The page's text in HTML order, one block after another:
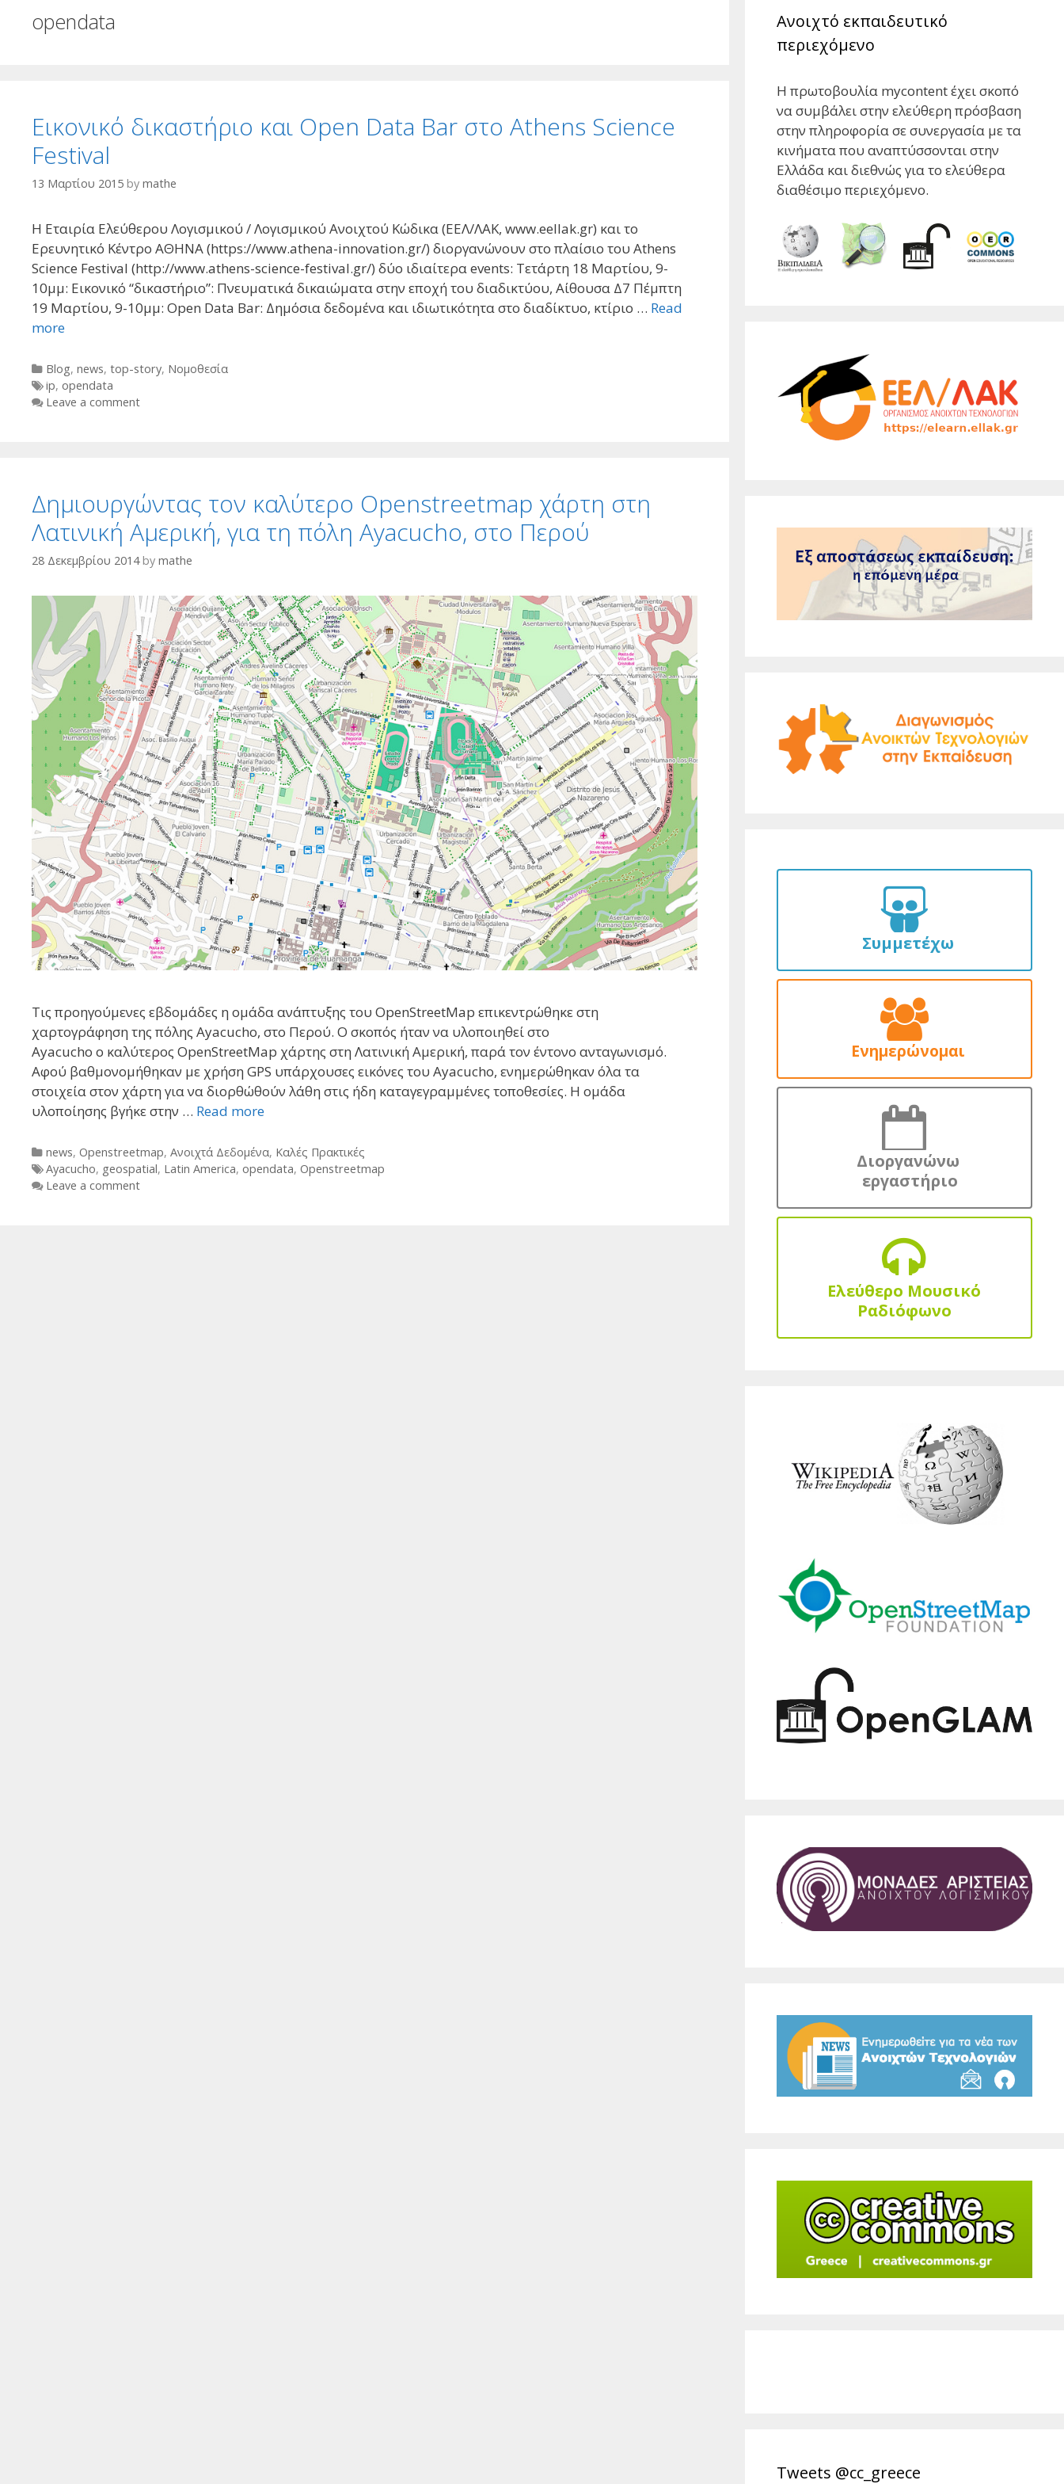
opendata
Εικονικό δικαστήριο και Open Data Bar στο Athens Science
Festival
13 Μαρτίου 2015 by mathe
Η Εταιρία Ελεύθερου Λογισμικού / Λογισμικού Ανοιχτού Κώδικα (ΕΕΛ/ΛΑΚ, www.eellak.gr) και το
Ερευνητικό Κέντρο ΑΘΗΝΑ (https://www.athena-innovation.gr/) διοργανώνουν στο πλαίσιο του Athens
Science Festival (http://www.athens-science-festival.gr/) δύο ιδιαίτερα events: Τετάρτη 18 Μαρτίου, 9-
10μμ: Εικονικό “δικαστήριο”: Πνευματικά δικαιώματα στην εποχή του διαδικτύου, Αίθουσα Δ7 Πέμπτη
19 Μαρτίου, 9-10μμ: Open Data Bar: Δημόσια δεδομένα και ιδιωτικότητα στο διαδίκτυο, κτίριο … Read
more
Categories
Blog, news, top-story, Νομοθεσία
Tags
ip, opendata
Leave a comment
Δημιουργώντας τον καλύτερο Openstreetmap χάρτη στη
Λατινική Αμερική, για τη πόλη Ayacucho, στο Περού
28 Δεκεμβρίου 2014 by mathe
Τις προηγούμενες εβδομάδες η ομάδα ανάπτυξης του OpenStreetMap επικεντρώθηκε στη
χαρτογράφηση της πόλης Ayacucho, στο Περού. Ο σκοπός ήταν να υλοποιηθεί στο
Ayacucho ο καλύτερος OpenStreetMap χάρτης στη Λατινική Αμερική, παρά τον έντονο ανταγωνισμό.
Αφού βαθμονομήθηκαν με χρήση GPS υπάρχουσες εικόνες του Ayacucho, ενημερώθηκαν όλα τα
στοιχεία στον χάρτη για να διορθώθούν λάθη στις ήδη καταγεγραμμένες τοποθεσίες. Η ομάδα
υλοποίησης βγήκε στην … Read more
Categories
news, Openstreetmap, Ανοιχτά Δεδομένα, Καλές Πρακτικές
Tags
Ayacucho, geospatial, Latin America, opendata, Openstreetmap
Leave a comment
Ανοιχτό εκπαιδευτικό
περιεχόμενο
Η πρωτοβουλία mycontent έχει σκοπό
να συμβάλει στην ελεύθερη πρόσβαση
στην πληροφορία σε συνεργασία με τα
κινήματα που αναπτύσσονται στην
Ελλάδα και διεθνώς για το ελεύθερα
διαθέσιμο περιεχόμενο.
Συμμετέχω
Ενημερώνομαι
Διοργανώνω
εργαστήριο
Ελεύθερο Μουσικό
Ραδιόφωνο
Tweets @cc_greece